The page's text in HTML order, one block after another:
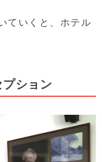
ていくと、ホテル
ション